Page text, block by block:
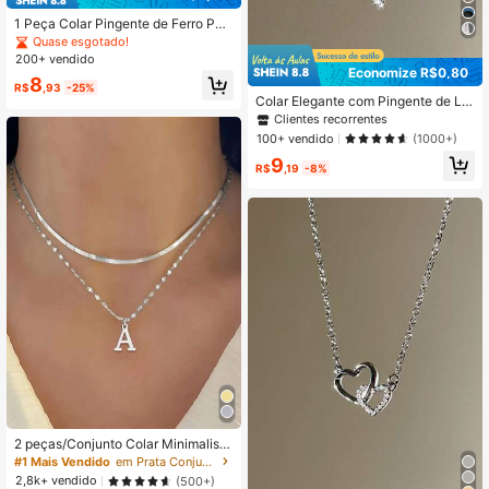
1 Peça Colar Pingente de Ferro Pen
tágono Geométrico (Número Aleató
rio de Contas de Pentágono)
Quase esgotado!
200+ vendido
R$8 ,93 -25%
2 peças/Conjunto Colar Minimalista
de Aço Inoxidável com Letra, Espin
ha de Peixe e Lábios Sobrepostos p
#1 Mais Vendido
em Prata Conjuntos de Colares Femininos
2,8k+ vendido
(500+)
Economize R$0,80
Colar Elegante com Pingente de La
ço de Strass, Corrente de Clavícula
Delicada, Design Minimalista, Prese
nte de Joias Versátil para Ela, Prese
nte do Dia dos Namorados, Mãe, Di
a das Mães, Presente
Clientes recorrentes
100+ vendido
(1000+)
R$9 ,19 -8%